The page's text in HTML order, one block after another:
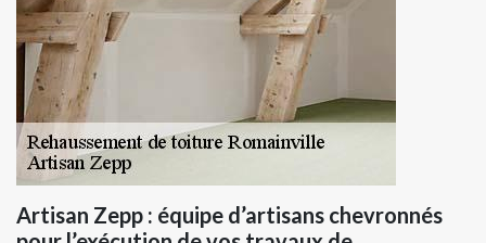
Artisan Zepp : équipe d’artisans chevronnés